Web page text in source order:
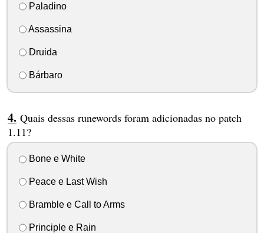
Paladino
Assassina
Druida
Bárbaro
Quais dessas runewords foram adicionadas no patch
1.11?
Bone e White
Peace e Last Wish
Bramble e Call to Arms
Principle e Rain